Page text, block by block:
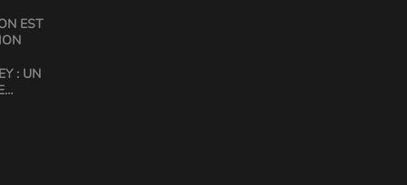
EST
: UN